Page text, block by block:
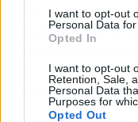
I want to opt-out
Personal Data
Opted In
I want to opt-out
Retention, Sale,
Personal Data
Purposes for
Opted Out
Más de 1.200
avalan los
consolidándose
sector de la
funcionales y